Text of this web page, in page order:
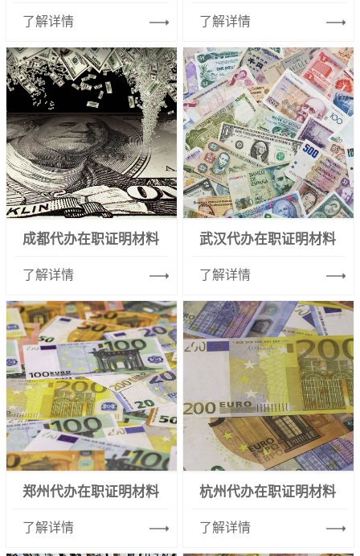
了解详情 了解详情
成都代办在职证明材料
了解详情
武汉代办在职证明材料
了解详情
郑州代办在职证明材料
了解详情
杭州代办在职证明材料
了解详情